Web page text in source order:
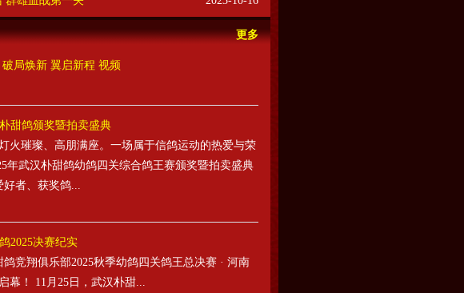
更多
局焕新 翼启新程 视频
甜鸽颁奖暨拍卖盛典
火璀璨、高朋满座。一场属于信鸽运动的热爱与荣
武汉朴甜鸽幼鸽四关综合鸽王赛颁奖暨拍卖盛典
好者、获奖鸽...
2025决赛纪实
竞翔俱乐部2025秋季幼鸽四关鸽王总决赛 · 河南
幕！ 11月25日，武汉朴甜...